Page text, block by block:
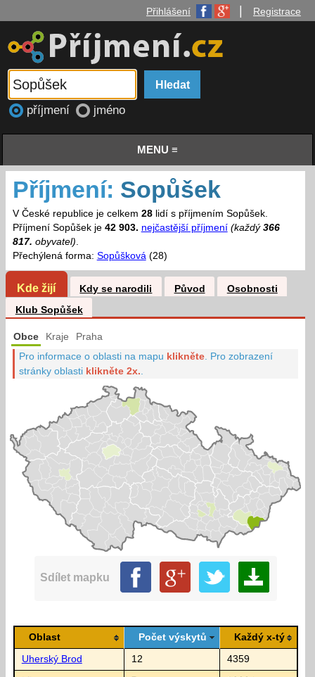
Přihlášení Registrace
příjmení jméno
MENU ≡
Příjmení: Sopůšek
V České republice je celkem 28lidí s příjmením Sopůšek.
Příjmení Sopůšek je 42 903. nejčastější příjmení (každý 366
817. obyvatel).
Přechýlená forma: Sopůšková(28)
Kde žijí Kdy se narodili Původ
Osobnosti
Klub Sopůšek
Obce Kraje Praha
Pro informace o oblasti na mapu klikněte Pro zobrazení
stránky oblasti klikněte 2x.
Sdílet mapku
Oblast Počet výskytů Každý x-tý
Uherský Brod 12 4359